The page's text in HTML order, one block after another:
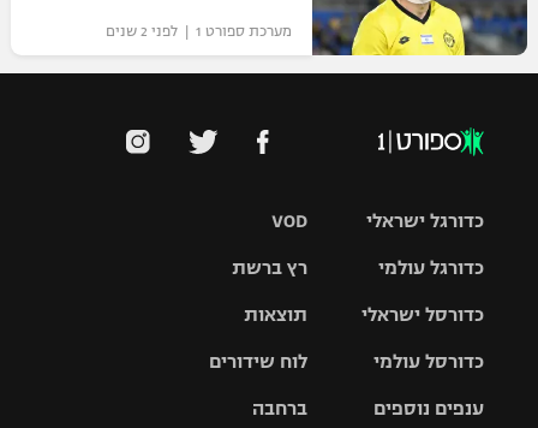
מערכת ספורט 1 | לפני 2 שנים
VOD
רץ ברשת
תוצאות
לוח שידורים
ברחבה
כדורגל ישראלי
גביע הטוטו
כדורגל עולמי
האלופות
ליגה
כדורסל ישראלי
סל
כדורסל עולמי
ענפים נוספים